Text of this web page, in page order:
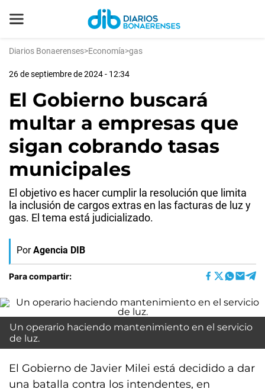
Diarios Bonaerenses>Economía>gas
26 de septiembre de 2024 - 12:34
El Gobierno buscará
multar a empresas que
sigan cobrando tasas
municipales
El objetivo es hacer cumplir la resolución que limita
la inclusión de cargos extras en las facturas de luz y
gas. El tema está judicializado.
Por Agencia DIB
Para compartir:
Un operario haciendo mantenimiento en el servicio
de luz.
El Gobierno de Javier Milei está decidido a dar
una batalla contra los intendentes, en